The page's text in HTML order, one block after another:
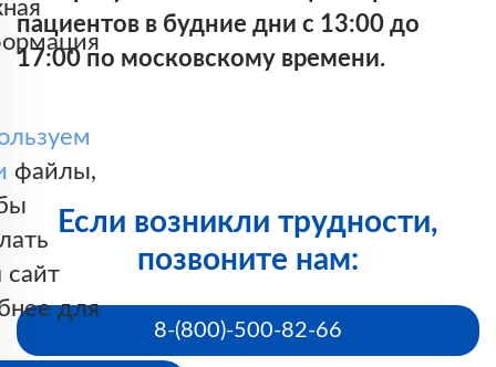
Справочнике пациента
пациентов в будние дни с 13:00 до
17:00 по московскому времени.
Если возникли трудности,
позвоните нам:
8-(800)-500-82-66
файлы,
для